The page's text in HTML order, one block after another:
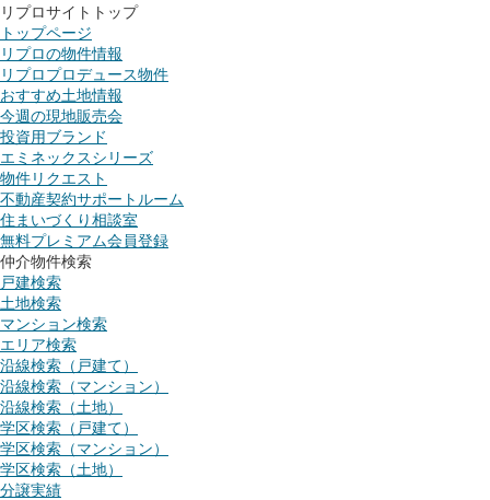
リプロサイトトップ
トップページ
リプロの物件情報
リプロプロデュース物件
おすすめ土地情報
今週の現地販売会
投資用ブランド
エミネックスシリーズ
物件リクエスト
不動産契約サポートルーム
住まいづくり相談室
無料プレミアム会員登録
仲介物件検索
戸建検索
土地検索
マンション検索
エリア検索
沿線検索（戸建て）
沿線検索（マンション）
沿線検索（土地）
学区検索（戸建て）
学区検索（マンション）
学区検索（土地）
分譲実績